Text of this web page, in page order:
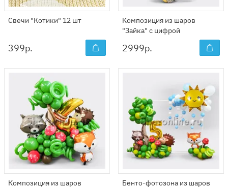
Свечи "Котики" 12 шт
399р.
Композиция из шаров
"Зайка" с цифрой
2999р.
Композиция из шаров
Бенто-фотозона из шаров